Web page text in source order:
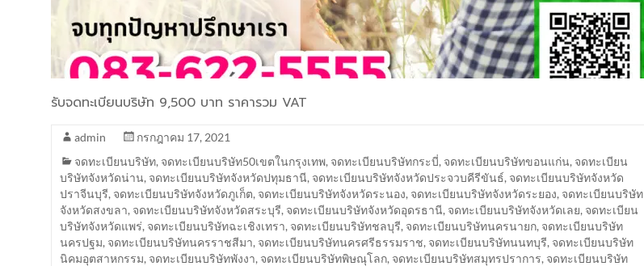
รับจดทะเบียนบริษัท 9,500 บาท ราคารวม VAT
admin
กรกฎาคม 17, 2021
จดทะเบียนบริษัท, จดทะเบียนบริษัท50เขตในกรุงเทพ, จดทะเบียนบริษัทกระบี่, จดทะเบียนบริษัทขอนแก่น, จดทะเบียน
บริษัทจังหวัดน่าน, จดทะเบียนบริษัทจังหวัดปทุมธานี, จดทะเบียนบริษัทจังหวัดประจวบคีรีขันธ์, จดทะเบียนบริษัทจังหวัด
ปราจีนบุรี, จดทะเบียนบริษัทจังหวัดภูเก็ต, จดทะเบียนบริษัทจังหวัดระนอง, จดทะเบียนบริษัทจังหวัดระยอง, จดทะเบียนบริษัท
จังหวัดสงขลา, จดทะเบียนบริษัทจังหวัดสระบุรี, จดทะเบียนบริษัทจังหวัดอุดรธานี, จดทะเบียนบริษัทจังหวัดเลย, จดทะเบียน
บริษัทจังหวัดแพร่, จดทะเบียนบริษัทฉะเชิงเทรา, จดทะเบียนบริษัทชลบุรี, จดทะเบียนบริษัทนครนายก, จดทะเบียนบริษัท
นครปฐม, จดทะเบียนบริษัทนครราชสีมา, จดทะเบียนบริษัทนครศรีธรรมราช, จดทะเบียนบริษัทนนทบุรี, จดทะเบียนบริษัท
นิคมอุตสาหกรรม, จดทะเบียนบริษัทพังงา, จดทะเบียนบริษัทพิษณุโลก, จดทะเบียนบริษัทสมุทรปราการ, จดทะเบียนบริษัท